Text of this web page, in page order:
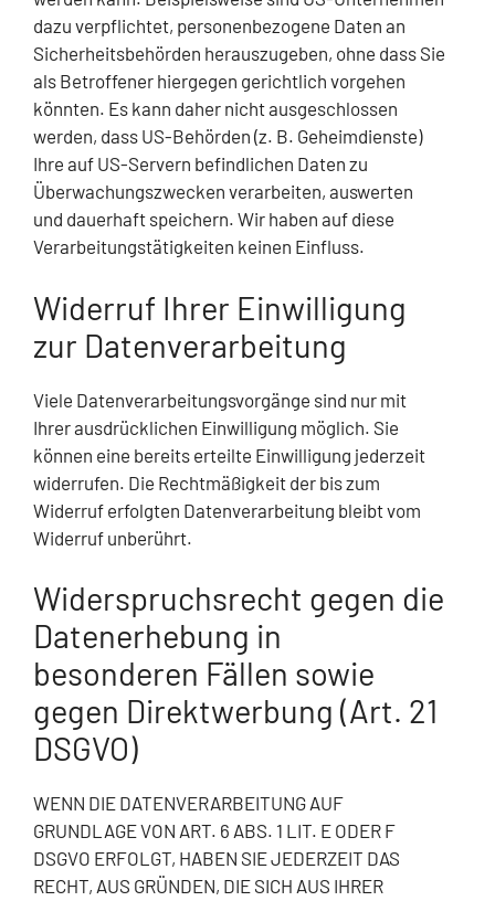
dazu verpflichtet, personenbezogene Daten an
Sicherheitsbehörden herauszugeben, ohne dass Sie
als Betroffener hiergegen gerichtlich vorgehen
könnten. Es kann daher nicht ausgeschlossen
werden, dass US-Behörden (z. B. Geheimdienste)
Ihre auf US-Servern befindlichen Daten zu
Überwachungszwecken verarbeiten, auswerten
und dauerhaft speichern. Wir haben auf diese
Verarbeitungstätigkeiten keinen Einfluss.
Widerruf Ihrer Einwilligung
zur Datenverarbeitung
Viele Datenverarbeitungsvorgänge sind nur mit
Ihrer ausdrücklichen Einwilligung möglich. Sie
können eine bereits erteilte Einwilligung jederzeit
widerrufen. Die Rechtmäßigkeit der bis zum
Widerruf erfolgten Datenverarbeitung bleibt vom
Widerruf unberührt.
Widerspruchsrecht gegen die
Datenerhebung in
besonderen Fällen sowie
gegen Direktwerbung (Art. 21
DSGVO)
WENN DIE DATENVERARBEITUNG AUF
GRUNDLAGE VON ART. 6 ABS. 1 LIT. E ODER F
DSGVO ERFOLGT, HABEN SIE JEDERZEIT DAS
RECHT, AUS GRÜNDEN, DIE SICH AUS IHRER